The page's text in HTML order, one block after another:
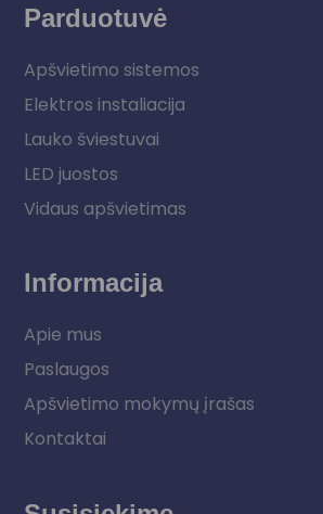
Parduotuvė
Apšvietimo sistemos
Elektros instaliacija
Lauko šviestuvai
LED juostos
Vidaus apšvietimas
Informacija
Apie mus
Paslaugos
Apšvietimo mokymų įrašas
Kontaktai